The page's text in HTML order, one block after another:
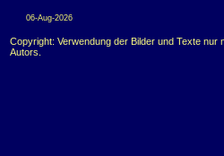
06-Aug-2026
Copyright: Verwendung der Bilder und Texte nur
Autors.